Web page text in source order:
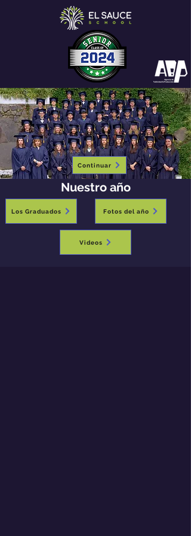
Continuar
Nuestro año
Los Graduados Fotos del año
Videos